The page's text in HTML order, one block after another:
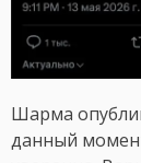
Шарма
данный